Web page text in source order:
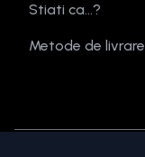
Stiati ca...?
Metode de livrare